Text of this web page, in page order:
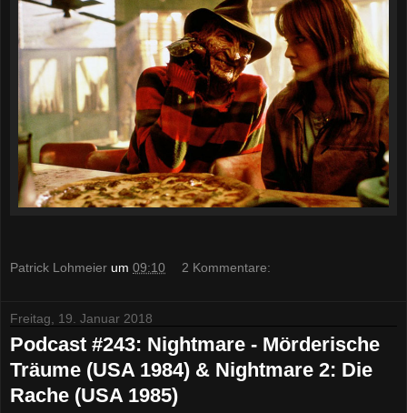
Patrick Lohmeier um 09:10 2 Kommentare:
Freitag, 19. Januar 2018
Podcast #243: Nightmare - Mörderische
Träume (USA 1984) & Nightmare 2: Die
Rache (USA 1985)